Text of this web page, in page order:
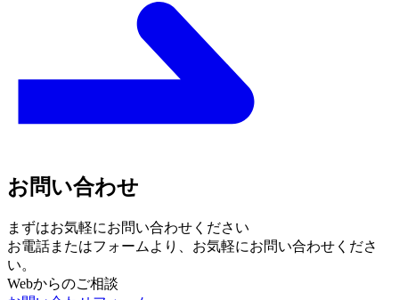
お問い合わせ
まずはお気軽にお問い合わせください
お電話またはフォームより、 お気軽にお問い合わせくださ
い。
Webからのご相談